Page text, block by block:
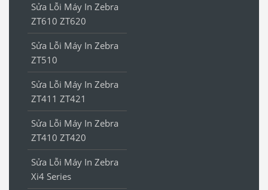
Sửa Lỗi Máy In Zebra
ZT610 ZT620
Sửa Lỗi Máy In Zebra
ZT510
Sửa Lỗi Máy In Zebra
ZT411 ZT421
Sửa Lỗi Máy In Zebra
ZT410 ZT420
Sửa Lỗi Máy In Zebra
Xi4 Series